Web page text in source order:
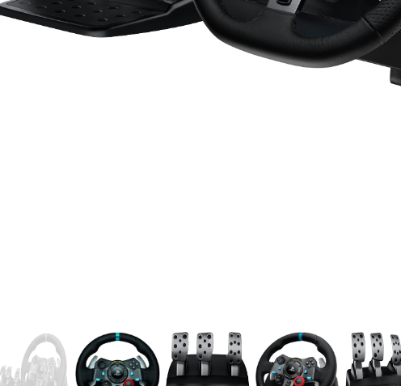
Pontos egyezéshez mindkét esetben használhatja az idézőjeleket: